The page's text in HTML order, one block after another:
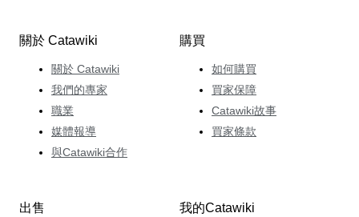
關於 Catawiki
關於 Catawiki
我們的專家
職業
媒體報導
與Catawiki合作
購買
如何購買
買家保障
Catawiki故事
買家條款
出售 我的Catawiki